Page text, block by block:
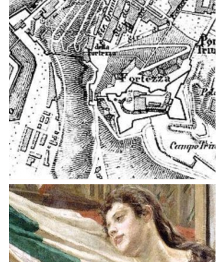
"Alla moderna" Fortresses for a Prototypical Early
Modern State